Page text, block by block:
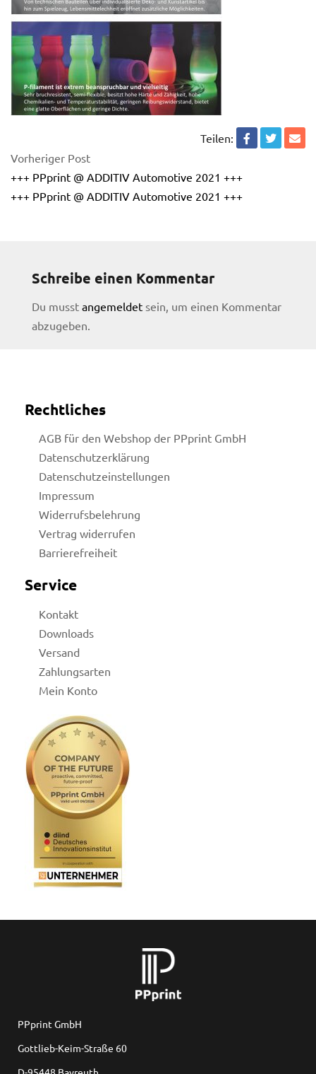
Teilen:
Vorheriger Post
+++ PPprint @ ADDITIV Automotive 2021 +++
+++ PPprint @ ADDITIV Automotive 2021 +++
Schreibe einen Kommentar
Du musst angemeldet sein, um einen Kommentar
abzugeben.
Rechtliches
AGB für den Webshop der PPprint GmbH
Datenschutzerklärung
Datenschutzeinstellungen
Impressum
Widerrufsbelehrung
Vertrag widerrufen
Barrierefreiheit
Service
Kontakt
Downloads
Versand
Zahlungsarten
Mein Konto
PPprint GmbH
Gottlieb-Keim-Straße 60